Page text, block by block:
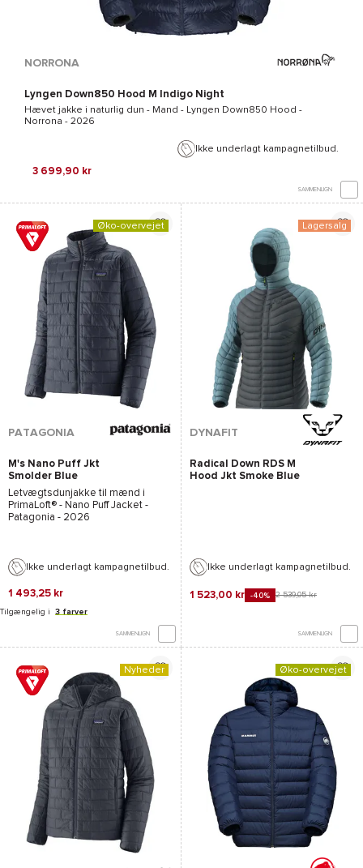
NORRONA
Lyngen Down850 Hood M Indigo Night
Hævet jakke i naturlig dun - Mand - Lyngen Down850 Hood -
Norrona - 2026
Ikke underlagt kampagnetilbud.
3 699,90 kr
SAMMENLIGN
Øko-overvejet
PATAGONIA
M's Nano Puff Jkt
Smolder Blue
Letvægtsdunjakke til mænd i
PrimaLoft® - Nano Puff Jacket -
Patagonia - 2026
Ikke underlagt kampagnetilbud.
1 493,25 kr
Tilgængelig i 3 farver
SAMMENLIGN
Lagersalg
DYNAFIT
Radical Down RDS M
Hood Jkt Smoke Blue
Ikke underlagt kampagnetilbud.
1 523,00 kr -40% 2 539,05 kr
SAMMENLIGN
Nyheder Øko-overvejet